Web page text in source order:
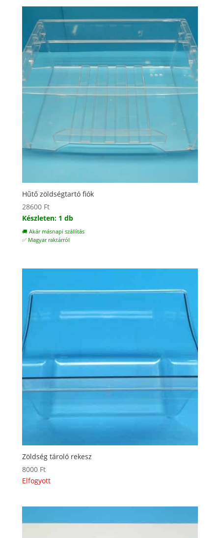
Hűtő zöldségtartó fiók
28600 Ft
Készleten: 1 db
🚚 Akár másnapi szállítás
✅ Magyar raktárról
Zöldség tároló rekesz
8000 Ft
Elfogyott